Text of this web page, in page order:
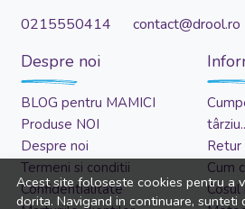
Acest site foloseste cookies pentru a
dorita. Navigand in continuare, sunteti
0215550414 contact@drool.ro
Despre noi
BLOG pentru MAMICI
Produse NOI
Despre noi
Termeni si conditii
Confidentialitate
Retur
Cum